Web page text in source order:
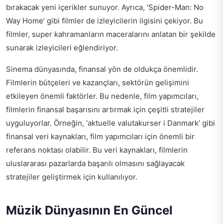
bırakacak yeni içerikler sunuyor. Ayrıca, ‘Spider-Man: No
Way Home’ gibi filmler de izleyicilerin ilgisini çekiyor. Bu
filmler, super kahramanların maceralarını anlatan bir şekilde
sunarak izleyicileri eğlendiriyor.
Sinema dünyasında, finansal yön de oldukça önemlidir.
Filmlerin bütçeleri ve kazançları, sektörün gelişimini
etkileyen önemli faktörler. Bu nedenle, film yapımcıları,
filmlerin finansal başarısını artırmak için çeşitli stratejiler
uyguluyorlar. Örneğin, ‘aktuelle valutakurser i Danmark’ gibi
finansal veri kaynakları, film yapımcıları için önemli bir
referans noktası olabilir. Bu veri kaynakları, filmlerin
uluslararası pazarlarda başarılı olmasını sağlayacak
stratejiler geliştirmek için kullanılıyor.
Müzik Dünyasının En Güncel